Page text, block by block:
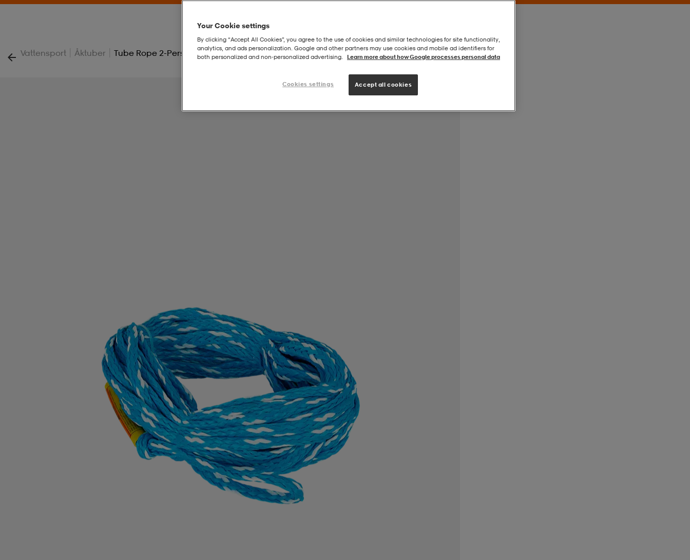
Vattensport | Åktuber | Tube Rope 2-Person
Your Cookie settings
By clicking “Accept All Cookies”, you agree to the use of cookies and similar technologies for site functionality,
analytics, and ads personalization. Google and other partners may use cookies and mobile ad identifiers for
both personalized and non‑personalized advertising.
Learn more about how Google processes personal data
Cookies settings Accept all cookies